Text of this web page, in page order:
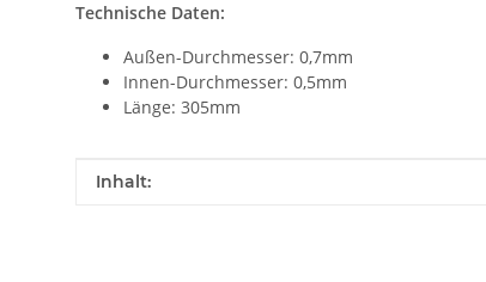
Technische Daten:
Außen-Durchmesser: 0,7mm
Innen-Durchmesser: 0,5mm
Länge: 305mm
Produkteigenschaft
Wert
Inhalt: